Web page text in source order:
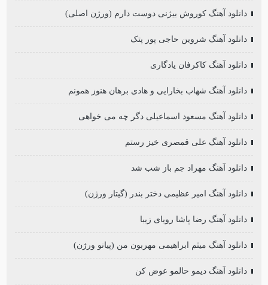
دانلود آهنگ کوروش بیژنی دوست دارم (ورژن اصلی)
دانلود آهنگ شروین حاجی پور پتک
دانلود آهنگ کاکرفان یادگاری
دانلود آهنگ شهاب بخارایی و هادی برهان هنوز همونم
دانلود آهنگ مسعود اسماعیلی دگر چه می خواهی
دانلود آهنگ علی قمصری خیز رستم
دانلود آهنگ مهراد جم باز شب شد
دانلود آهنگ امیر عظیمی دختر بندر (گیتار ورژن)
دانلود آهنگ رضا پاشا رویای زیبا
دانلود آهنگ میثم ابراهیمی مهربون من (پیانو ورژن)
دانلود آهنگ دیمو حالمو عوض کن